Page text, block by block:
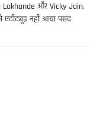
Lokhande और Vicky Jain,
एटीट्यूड नहीं आया पसंद